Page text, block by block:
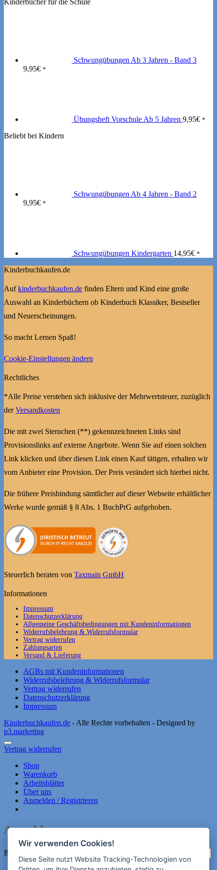
Kinderbücher für die Schule
Schwungübungen Ab 3 Jahren - Band 3
9,95€ *
Übungsheft Vorschule Ab 5 Jahren 9,95€ *
Beliebt bei Kindern
Schwungübungen Ab 4 Jahren - Band 2
9,95€ *
Schwungübungen Kindergarten 14,95€ *
Kinderbuchkaufen.de
Aufkinderbuchkaufen.de finden Eltern und Kind eine große
Auswahl an Kinderbüchern ob Kinderbuch Klassiker, Bestseller
und Neuerscheinungen.
So macht Lernen Spaß!
Cookie-Einstellungen ändern
Rechtliches
*Alle Preise verstehen sich inklusive der Mehrwertsteuer, zuzüglich
derVersandkosten
Die mit zwei Sternchen (**) gekennzeichneten Links sind
Provisionslinks auf externe Angebote. Wenn Sie auf einen solchen
Link klicken und über diesen Link einen Kauf tätigen, erhalten wir
vom Anbieter eine Provision. Der Preis verändert sich hierbei nicht.
Die frühere Preisbindung sämtlicher auf dieser Webseite erhältlicher
Werke wurde gemäß § 8 Abs. 1 BuchPrG aufgehoben.
Steuerlich beraten von Taxmain GmbH
Informationen
Impressum
Datenschutzerklärung
Allgemeine Geschäftsbedingungen mit Kundeninformationen
Widerrufsbelehrung & Widerrufsformular
Vertrag widerrufen
Zahlungsarten
Versand & Lieferung
AGBs mit Kundeninformationen
Widerrufsbelehrung & Widerrufsformular
Vertrag widerrufen
Datenschutzerklärung
Impressum
Kinderbuchkaufen.de - Alle Rechte vorbehalten - Designed by
p3.marketing
Vertrag widerrufen
Shop
Warenkorb
Arbeitsblätter
Über uns
Anmelden / Registrieren
Anmelden
Benutzername oder E-Mail-Adresse
Wir verwenden Cookies!
Diese Seite nutzt Website Tracking-Technologien von